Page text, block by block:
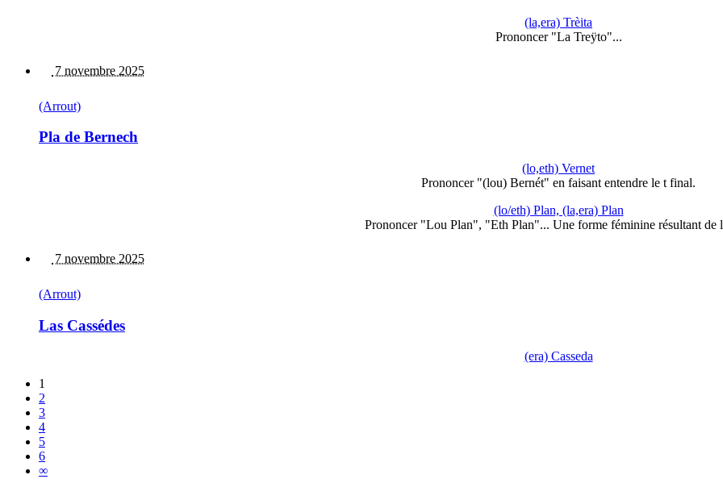
(la,era) Trèita
Prononcer "La Treÿto"...
7 novembre 2025
(Arrout)
Pla de Bernech
(lo,eth) Vernet
Prononcer "(lou) Bernét" en faisant entendre le t final.
(lo/eth) Plan, (la,era) Plan
Prononcer "Lou Plan", "Eth Plan"... Une forme féminine résultant
7 novembre 2025
(Arrout)
Las Cassédes
(era) Casseda
1
2
3
4
5
6
∞